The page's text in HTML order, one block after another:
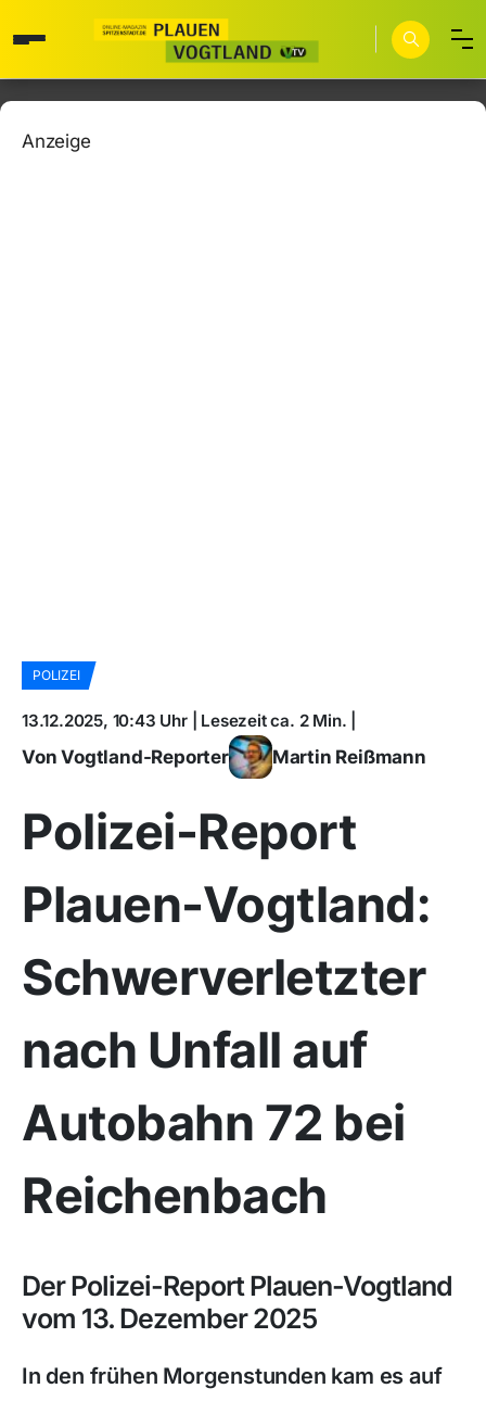
Anzeige
POLIZEI
13.12.2025, 10:43 Uhr | Lesezeit ca. 2 Min. |
Von Vogtland-Reporter Martin Reißmann
Polizei-Report
Plauen-Vogtland:
Schwerverletzter
nach Unfall auf
Autobahn 72 bei
Reichenbach
Der Polizei-Report Plauen-Vogtland
vom 13. Dezember 2025
In den frühen Morgenstunden kam es auf